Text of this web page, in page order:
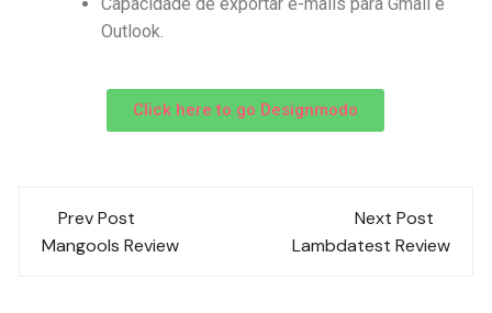
Outlook.
Click here to go Designmodo
Prev Post
Mangools Review
Next Post
Lambdatest Review